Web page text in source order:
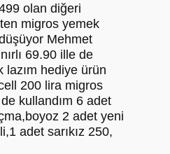
olan diğeri
migros yemek
Mehmet
69.90 ille de
hediye ürün
200 lira migros
kullandım 6 adet
2 adet yeni
adet sarıkız 250,